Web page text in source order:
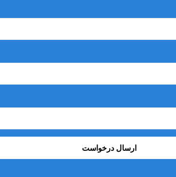
حالت داد.
قابلیت اتصال به ساکشن مرکزی را دارد. سیستم
وصال گستر می‌باشد.
ارسال درخواست